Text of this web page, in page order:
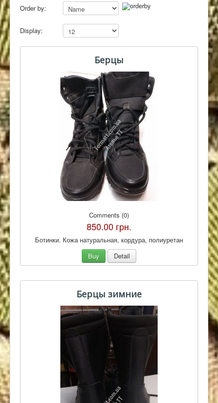
Головные уборы
Образцы тканей
Order by:
Display:
Берцы
Comments (0)
850.00 грн.
Ботинки. Кожа натуральная, кордура, полиуретан
Buy
Detail
Берцы зимние